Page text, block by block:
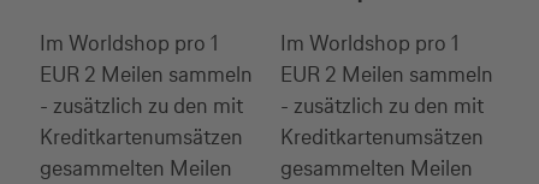
Im Worldshop pro 1
EUR 2 Meilen sammeln
- zusätzlich zu den mit
Kreditkartenumsätzen
gesammelten Meilen
Im Worldshop pro 1
EUR 2 Meilen sammeln
- zusätzlich zu den mit
Kreditkartenumsätzen
gesammelten Meilen